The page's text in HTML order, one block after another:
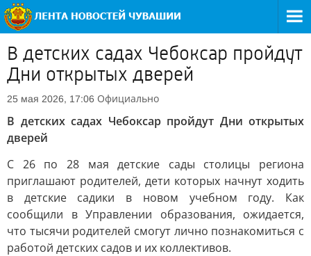
В детских садах Чебоксар пройдут
Дни открытых дверей
25 мая 2026, 17:06 Официально
В детских садах Чебоксар пройдут Дни открытых
дверей
С 26 по 28 мая детские сады столицы региона
приглашают родителей, дети которых начнут ходить
в детские садики в новом учебном году. Как
сообщили в Управлении образования, ожидается,
что тысячи родителей смогут лично познакомиться с
работой детских садов и их коллективов.